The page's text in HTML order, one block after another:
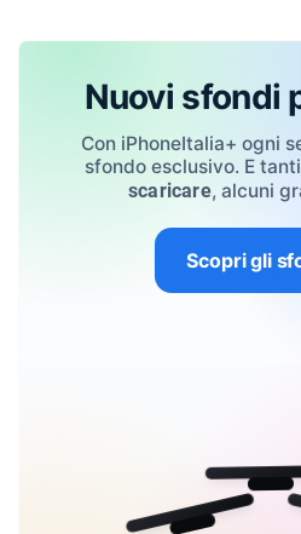
Nuovi sfondi
Con iPhoneItalia+ ogni
sfondo esclusivo. E
scaricare, alcuni
Scopri gli